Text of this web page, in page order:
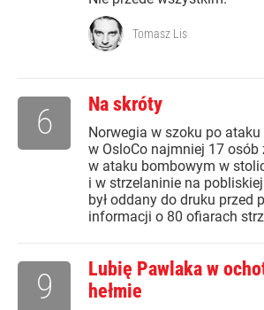
Tomasz Lis
Na skróty
Norwegia w szoku po
w OsloCo najmniej 17 osób
w ataku bombowym w
i w strzelaninie na
był oddany do druku przed
informacji o 80 ofiarach
6
Lubię Pawlaka w
hełmie
9